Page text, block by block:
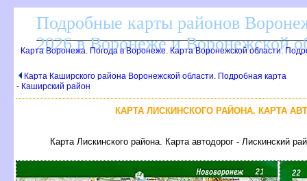
Подробные карты районов
2026 в Воронеже и Воронежской
Карта Воронежа. Погода в Воронеже. Карта Воронежской области.
Карта Каширского района Воронежской области. Подробная карта
- Каширский район
КАРТА ЛИСКИНСКОГО РАЙОНА. КАРТА
Карта Лискинского района. Карта автодорог - Лискинский